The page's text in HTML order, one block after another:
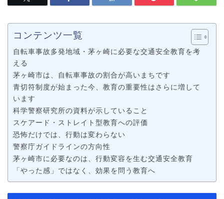
コンテンツ一覧
自転車事故多発地域・茅ヶ崎に必要な交通安全教育を考
える
茅ヶ崎市は、自転車事故の割合が高いまちです
青切符制度が始まった今、教育の重要性はさらに増して
います
科学警察研究所の資料が示していること
スケアード・ストレイト型教育への評価
恐怖だけでは、行動は変わらない
警察庁ガイドラインの方向性
茅ヶ崎市に必要なのは、行動変容を生む交通安全教育
「やった感」ではなく、効果を問う教育へ